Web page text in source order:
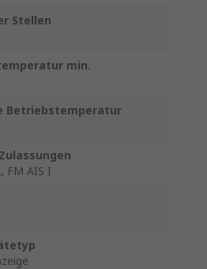
Stellen
min.
Betriebstemperatur
FM AIS I